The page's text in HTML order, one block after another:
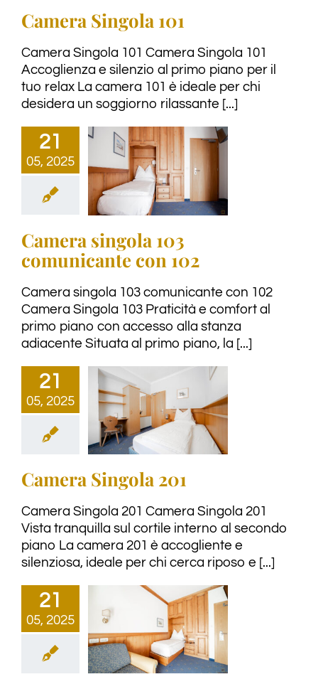
Camera Singola 101
Camera Singola 101 Camera Singola 101
Accoglienza e silenzio al primo piano per il
tuo relax La camera 101 è ideale per chi
desidera un soggiorno rilassante [...]
21
05, 2025
Camera singola
103 comunicante
con 102
Camera singola 103
comunicante con 102
Camera singola 103 comunicante con 102
Camera Singola 103 Praticità e comfort al
primo piano con accesso alla stanza
adiacente Situata al primo piano, la [...]
21
05, 2025
Camera Singola
Camera Singola 201
Camera Singola 201 Camera Singola 201
Vista tranquilla sul cortile interno al secondo
piano La camera 201 è accogliente e
silenziosa, ideale per chi cerca riposo e [...]
21
05, 2025
Camera singola
203 comunicante
con 202